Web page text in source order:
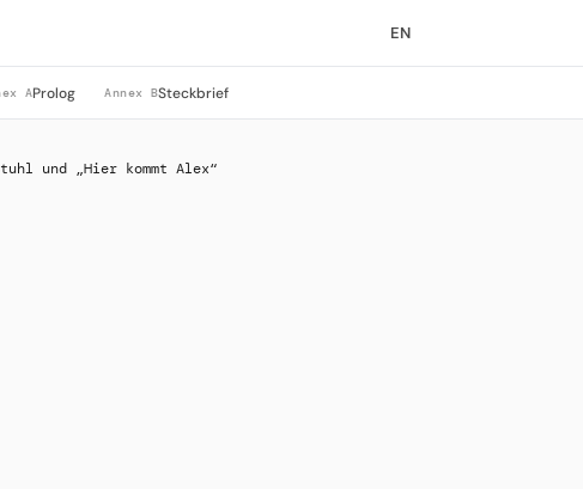
EN
AProlog Annex BSteckbrief
und „Hier kommt Alex“